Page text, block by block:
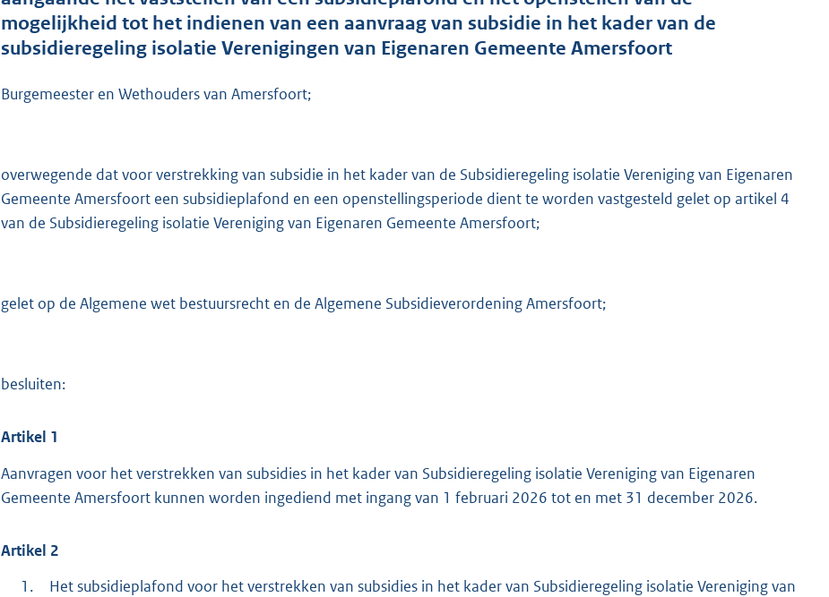
g
r
3
b
mogelijkheid tot het indienen van een aanvraag van subsidie in het kader van de
subsidieregeling isolatie Verenigingen van Eigenaren Gemeente Amersfoort
Burgemeester en Wethouders van Amersfoort;
overwegende dat voor verstrekking van subsidie in het kader van de Subsidieregeling isolatie Vereniging van Eigenaren
Gemeente Amersfoort een subsidieplafond en een openstellingsperiode dient te worden vastgesteld gelet op artikel 4
van de Subsidieregeling isolatie Vereniging van Eigenaren Gemeente Amersfoort;
gelet op de Algemene wet bestuursrecht en de Algemene Subsidieverordening Amersfoort;
besluiten:
Artikel 1
Aanvragen voor het verstrekken van subsidies in het kader van Subsidieregeling isolatie Vereniging van Eigenaren
Gemeente Amersfoort kunnen worden ingediend met ingang van 1 februari 2026 tot en met 31 december 2026.
Artikel 2
1.
Het subsidieplafond voor het verstrekken van subsidies in het kader van Subsidieregeling isolatie Vereniging van